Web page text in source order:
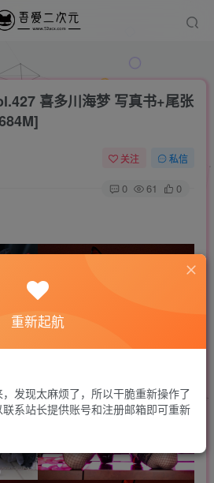
喜多川海梦 写真书+尾张
关注 私信
0 61 0
重新起航
发现太麻烦了，所以干脆重新操作了
系站长提供账号和注册邮箱即可重新